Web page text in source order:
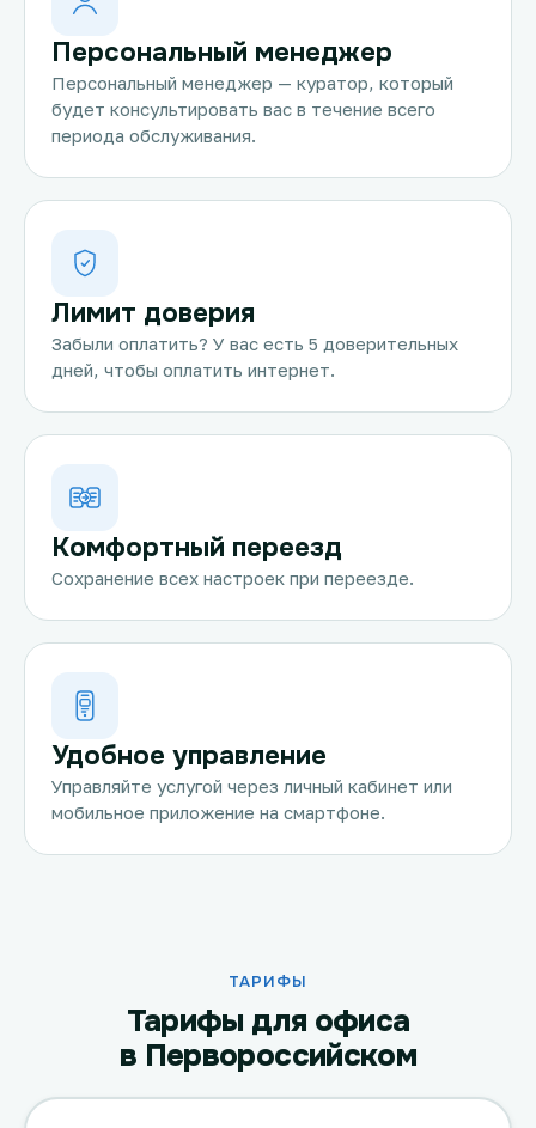
Персональный менеджер
Персональный менеджер — куратор, который
будет консультировать вас в течение всего
периода обслуживания.
Лимит доверия
Забыли оплатить? У вас есть 5 доверительных
дней, чтобы оплатить интернет.
Комфортный переезд
Сохранение всех настроек при переезде.
Удобное управление
Управляйте услугой через личный кабинет или
мобильное приложение на смартфоне.
ТАРИФЫ
Тарифы для офиса
в Первороссийском